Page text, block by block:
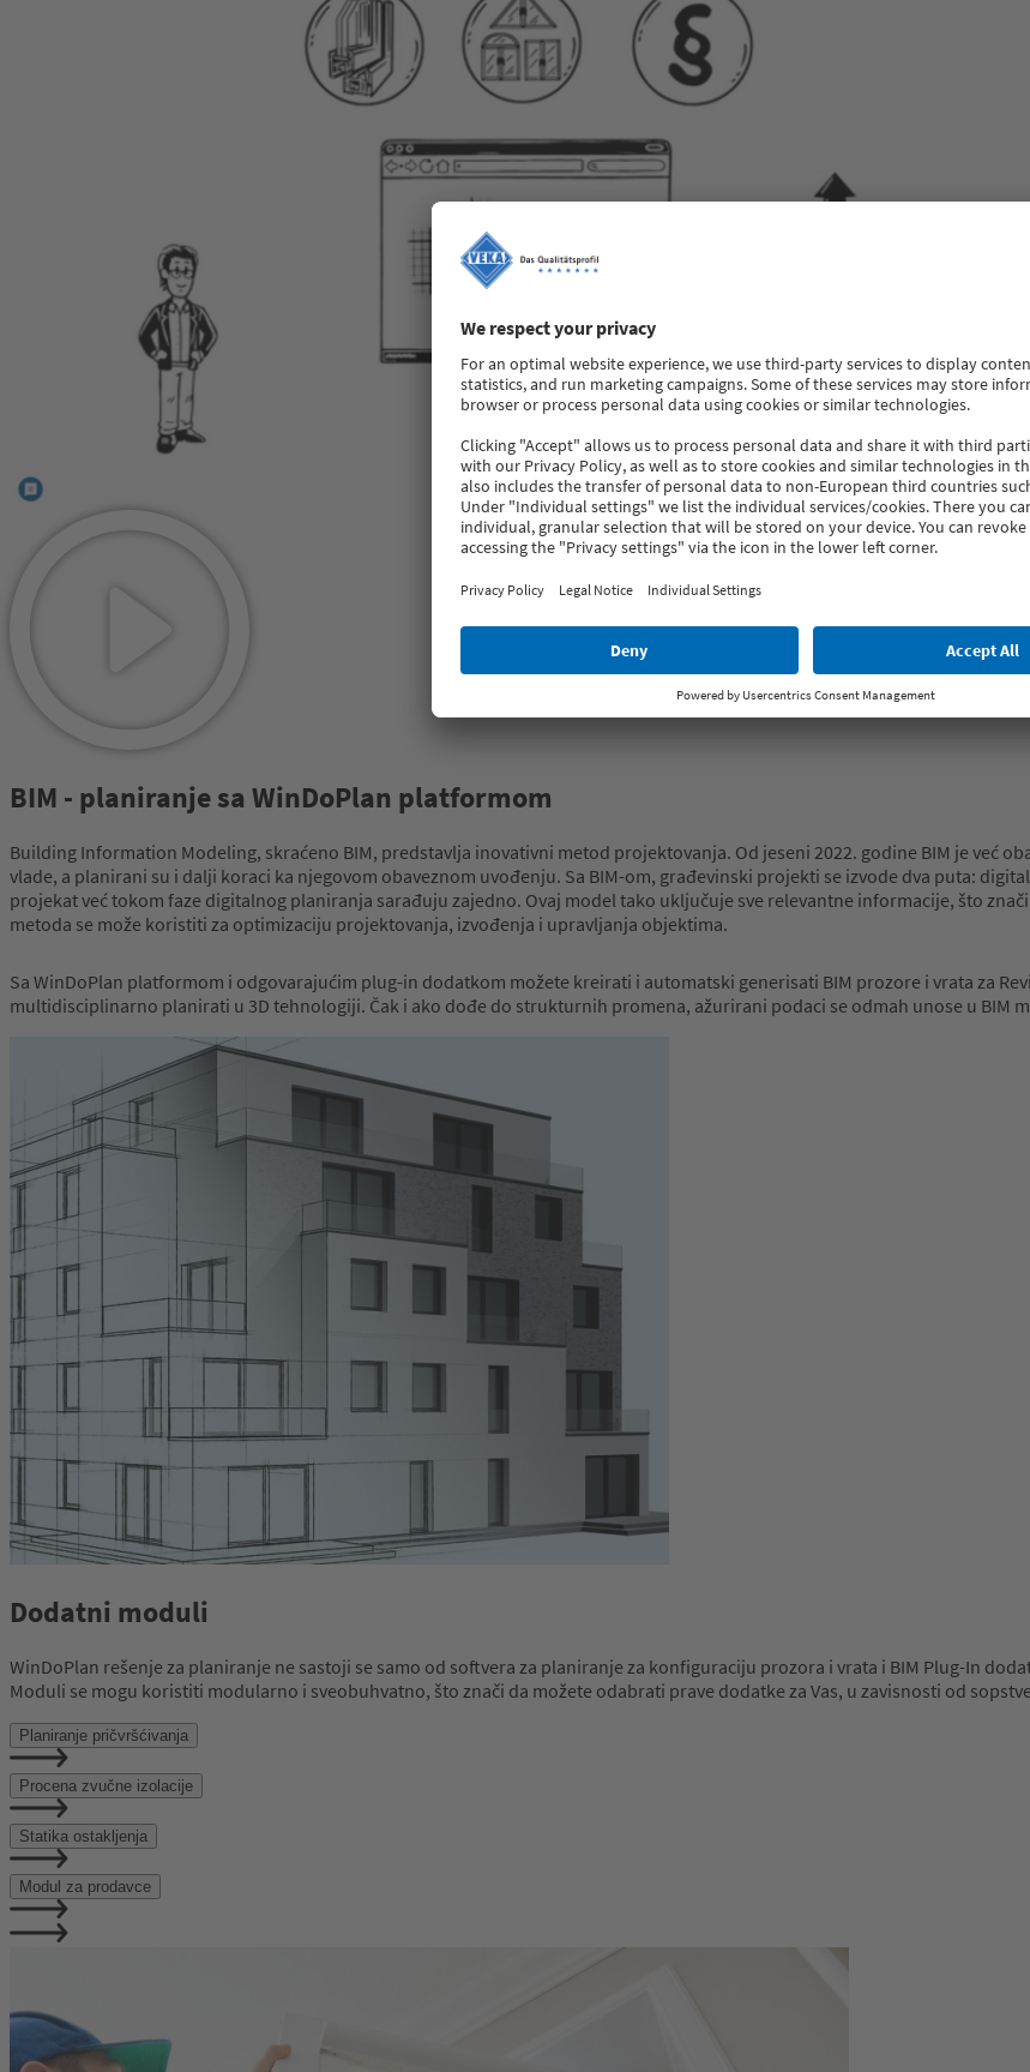
BIM - planiranje sa WinDoPlan platformom
Building Information Modeling, skraćeno BIM, predstavlja inovativni metod projektovanja. Od jeseni 2022. godine BIM je već
vlade, a planirani su i dalji koraci ka njegovom obaveznom uvođenju. Sa BIM-om, građevinski projekti se izvode dva puta:
projekat već tokom faze digitalnog planiranja sarađuju zajedno. Ovaj model tako uključuje sve relevantne informacije, što
metoda se može koristiti za optimizaciju projektovanja, izvođenja i upravljanja objektima.
Sa WinDoPlan platformom i odgovarajućim plug-in dodatkom možete kreirati i automatski generisati BIM prozore i vrata za
multidisciplinarno planirati u 3D tehnologiji. Čak i ako dođe do strukturnih promena, ažurirani podaci se odmah unose u BIM
Dodatni moduli
WinDoPlan rešenje za planiranje ne sastoji se samo od softvera za planiranje za konfiguraciju prozora i vrata i BIM Plug-In
Moduli se mogu koristiti modularno i sveobuhvatno, što znači da možete odabrati prave dodatke za Vas, u zavisnosti od
Planiranje pričvršćivanja
Procena zvučne izolacije
Statika ostakljenja
Modul za prodavce